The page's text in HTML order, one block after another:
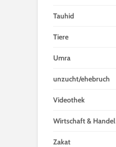
Tauhid
Tiere
Umra
unzucht/ehebruch
Videothek
Wirtschaft & Handel
Zakat